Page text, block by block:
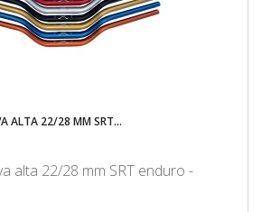
ALTA 22/28 MM SRT...
alta 22/28 mm SRT enduro -